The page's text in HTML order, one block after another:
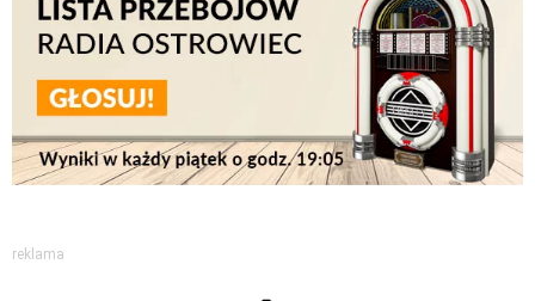
reklama